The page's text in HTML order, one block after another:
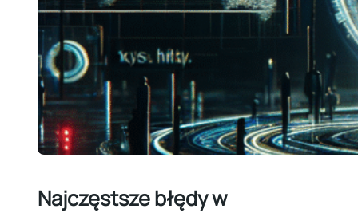
Najczęstsze błędy w